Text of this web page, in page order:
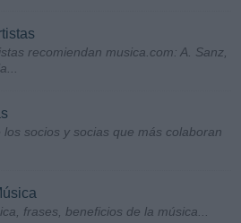
recomiendan musica.com: A. Sanz,
los socios y socias que más colaboran
frases, beneficios de la música...